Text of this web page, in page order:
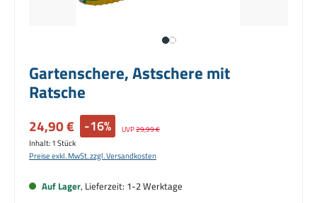
Gartenschere, Astschere mit
Ratsche
Verkaufspreis:
24,90 € -16% Regulärer Preis:
UVP29,99 €
Inhalt:1 Stück
Preise exkl. MwSt. zzgl. Versandkosten
Auf Lager, Lieferzeit: 1-2 Werktage